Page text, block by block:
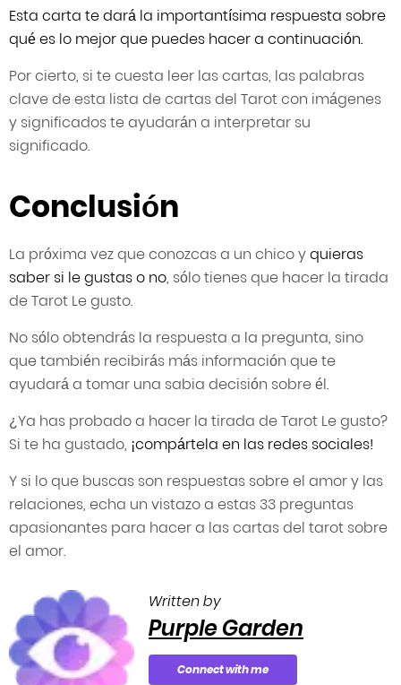
Esta carta te dará la importantísima respuesta sobre
qué es lo mejor que puedes hacer a continuación.
Por cierto, si te cuesta leer las cartas, las palabras
clave de esta lista de cartas del Tarot con imágenes
y significados te ayudarán a interpretar su
significado.
Conclusión
La próxima vez que conozcas a un chico yquieras
saber si le gustas o no, sólo tienes que hacer la tirada
de Tarot Le gusto.
No sólo obtendrás la respuesta a la pregunta, sino
que también recibirás más información que te
ayudará a tomar una sabia decisión sobre él.
¿Ya has probado a hacer la tirada de Tarot Le gusto?
Si te ha gustado, ¡compártela en las redes sociales!
Y si lo que buscas son respuestas sobre el amor y las
relaciones, echa un vistazo a estas 33 preguntas
apasionantes para hacer a las cartas del tarot sobre
el amor.
Written by
Purple Garden
Connect with me